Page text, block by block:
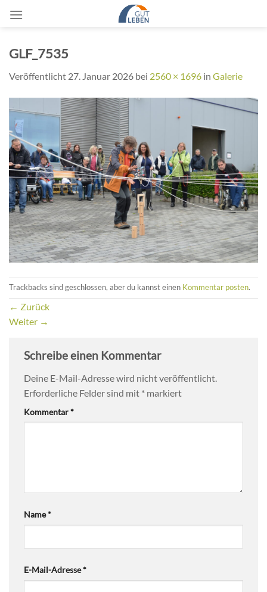
Inhalt
GLF_7535
Veröffentlicht 27. Januar 2026 bei 2560 × 1696 in Galerie
Trackbacks sind geschlossen, aber du kannst einen Kommentar posten.
← Zurück
Weiter →
Schreibe einen Kommentar
Deine E-Mail-Adresse wird nicht veröffentlicht.
Erforderliche Felder sind mit * markiert
Kommentar*
Name*
E-Mail-Adresse*